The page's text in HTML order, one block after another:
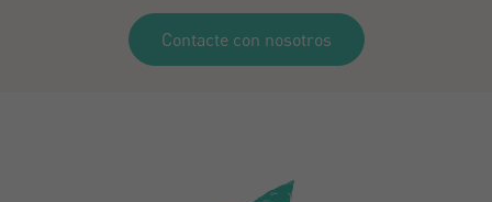
Contacte con nosotros